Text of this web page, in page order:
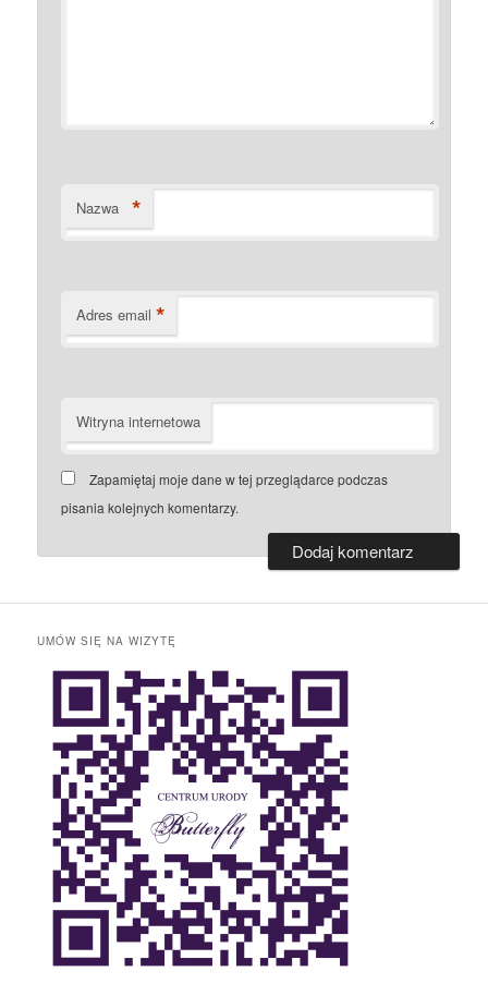
Nazwa *
Adres email *
Witryna internetowa
Zapamiętaj moje dane w tej przeglądarce podczas
pisania kolejnych komentarzy.
UMÓW SIĘ NA WIZYTĘ